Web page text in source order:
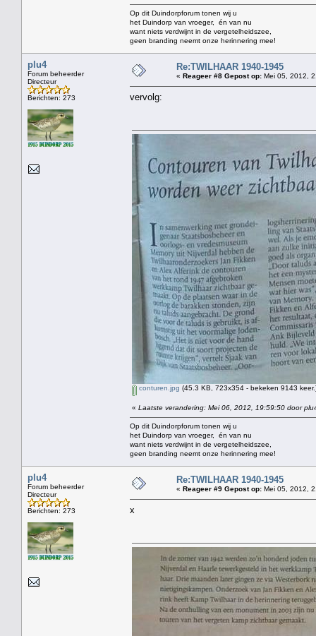
Op dit Duindorpforum tonen wij u
het Duindorp van vroeger, én van nu
want niets verdwijnt in de vergetelheidszee,
geen branding neemt onze herinnering mee!
plu4
Forum beheerder
Directeur
Berichten: 273
Re:TWILHAAR 1940-1945
« Reageer #8 Gepost op: Mei 05, 2012,
vervolg:
conturen.jpg (45.3 KB, 723x354 - bekeken 9143
« Laatste verandering: Mei 06, 2012, 19:59:50 door
Op dit Duindorpforum tonen wij u
het Duindorp van vroeger, én van nu
want niets verdwijnt in de vergetelheidszee,
geen branding neemt onze herinnering mee!
plu4
Forum beheerder
Directeur
Berichten: 273
Re:TWILHAAR 1940-1945
« Reageer #9 Gepost op: Mei 05, 2012,
x